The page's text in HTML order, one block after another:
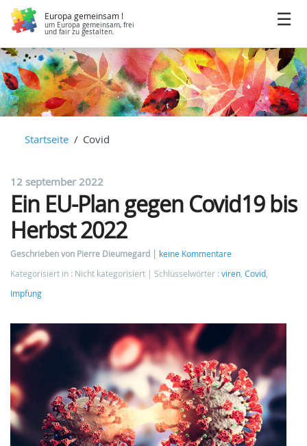
Europa gemeinsam !
um Europa gemeinsam, frei
und fair zu gestalten.
Startseite Covid
12 september 2022
Ein EU-Plan gegen Covid19 bis
Herbst 2022
Geschrieben von Pierre Dieumegard
keine Kommentare
Kategorisiert in : Nicht kategorisiert
Schlüsselwörter : viren Covid
Impfung